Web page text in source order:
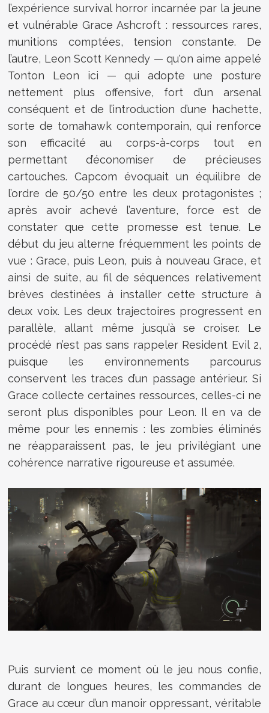
l’expérience survival horror incarnée par la jeune
et vulnérable Grace Ashcroft : ressources rares,
munitions comptées, tension constante. De
l’autre, Leon Scott Kennedy — qu'on aime appelé
Tonton Leon ici — qui adopte une posture
nettement plus offensive, fort d’un arsenal
conséquent et de l’introduction d’une hachette,
sorte de tomahawk contemporain, qui renforce
son efficacité au corps-à-corps tout en
permettant d’économiser de précieuses
cartouches. Capcom évoquait un équilibre de
l’ordre de 50/50 entre les deux protagonistes ;
après avoir achevé l’aventure, force est de
constater que cette promesse est tenue. Le
début du jeu alterne fréquemment les points de
vue : Grace, puis Leon, puis à nouveau Grace, et
ainsi de suite, au fil de séquences relativement
brèves destinées à installer cette structure à
deux voix. Les deux trajectoires progressent en
parallèle, allant même jusqu’à se croiser. Le
procédé n’est pas sans rappeler Resident Evil 2,
puisque les environnements parcourus
conservent les traces d’un passage antérieur. Si
Grace collecte certaines ressources, celles-ci ne
seront plus disponibles pour Leon. Il en va de
même pour les ennemis : les zombies éliminés
ne réapparaissent pas, le jeu privilégiant une
cohérence narrative rigoureuse et assumée.
Puis survient ce moment où le jeu nous confie,
durant de longues heures, les commandes de
Grace au cœur d’un manoir oppressant, véritable